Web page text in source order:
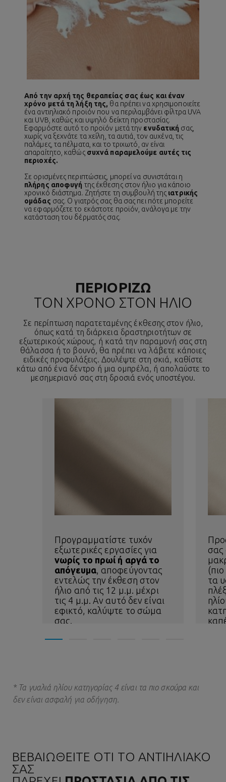
Από την αρχή της θεραπείας σας έως και έναν
χρόνο μετά τη λήξη της, θα πρέπει να χρησιμοποιείτε
ένα αντιηλιακό προϊόν που να περιλαμβάνει φίλτρα UVA
και UVB, καθώς και υψηλό δείκτη προστασίας.
Εφαρμόστε αυτό το προϊόν μετά την ενυδατική σας,
χωρίς να ξεχνάτε τα χείλη, τα αυτιά, τον αυχένα, τις
παλάμες, τα πέλματα, και το τριχωτό, αν είναι
απαραίτητο, καθώς συχνά παραμελούμε αυτές τις
περιοχές.
Σε ορισμένες περιπτώσεις, μπορεί να συνιστάται η
πλήρης αποφυγή της έκθεσης στον ήλιο για κάποιο
χρονικό διάστημα. Ζητήστε τη συμβουλή της ιατρικής
ομάδας σας. Ο γιατρός σας θα σας πει πότε μπορείτε
να εφαρμόζετε το εκάστοτε προϊόν, ανάλογα με την
κατάσταση του δέρματός σας.
ΠΕΡΙΟΡΙΖΩ
ΤΟΝ ΧΡΟΝΟ ΣΤΟΝ ΗΛΙΟ
Σε περίπτωση παρατεταμένης έκθεσης στον ήλιο,
όπως κατά τη διάρκεια δραστηριοτήτων σε
εξωτερικούς χώρους, ή κατά την παραμονή σας στη
θάλασσα ή το βουνό, θα πρέπει να λάβετε κάποιες
ειδικές προφυλάξεις. Δουλέψτε στη σκιά, καθίστε
κάτω από ένα δέντρο ή μια ομπρέλα, ή απολαύστε το
μεσημεριανό σας στη δροσιά ενός υποστέγου.
Προγραμματίστε τυχόν
εξωτερικές εργασίες για
νωρίς το πρωί ή αργά το
απόγευμα, αποφεύγοντας
εντελώς την έκθεση στον
ήλιο από τις 12 μ.μ. μέχρι
τις 4 μ.μ. Αν αυτό δεν είναι
εφικτό, καλύψτε το σώμα
σας.
τα
* Τα γυαλιά ηλίου κατηγορίας 4 είναι τα πιο σκούρα και
δεν είναι ασφαλή για οδήγηση.
ΒΕΒΑΙΩΘΕΙΤΕ ΟΤΙ ΤΟ ΑΝΤΙΗΛΙΑΚΟ
ΣΑΣ